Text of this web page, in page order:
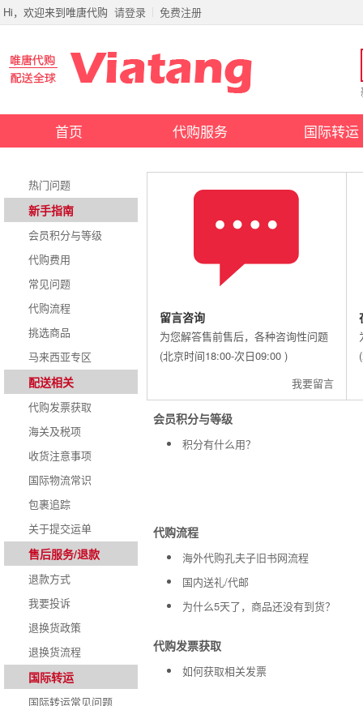
Hi，欢迎来到唯唐代购 请登录 免费注册
首页 代购服务 国际转运
热门问题
新手指南
会员积分与等级
代购费用
常见问题
代购流程
挑选商品
马来西亚专区
配送相关
代购发票获取
海关及税项
收货注意事项
国际物流常识
包裹追踪
关于提交运单
售后服务/退款
退款方式
我要投诉
退换货政策
退换货流程
国际转运
国际转运常见问题
留言咨询
为您解答售前售后，各种咨询性问题
(北京时间18:00-次日09:00 )
我要留言
会员积分与等级
积分有什么用？
代购流程
海外代购孔夫子旧书网流程
国内送礼/代邮
为什么5天了，商品还没有到货？
代购发票获取
如何获取相关发票